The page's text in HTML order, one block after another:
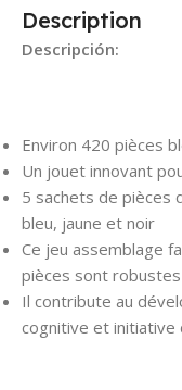
Description
Descripción:
Environ 420 pièces
Un jouet innovant
5 sachets de pièces
bleu, jaune et noir
Ce jeu assemblage
pièces sont
Il contribute au
cognitive et initiative